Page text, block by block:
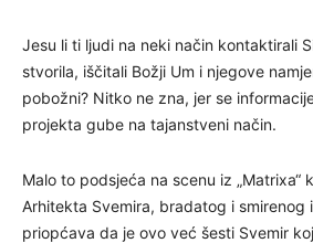
Jesu li ti ljudi na neki način kontaktirali
stvorila, iščitali Božji Um i njegove
pobožni? Nitko ne zna, jer se
projekta gube na tajanstveni način.
Malo to podsjeća na scenu iz „Matrixa“
Arhitekta Svemira, bradatog i smirenog
priopćava da je ovo već šesti Svemir